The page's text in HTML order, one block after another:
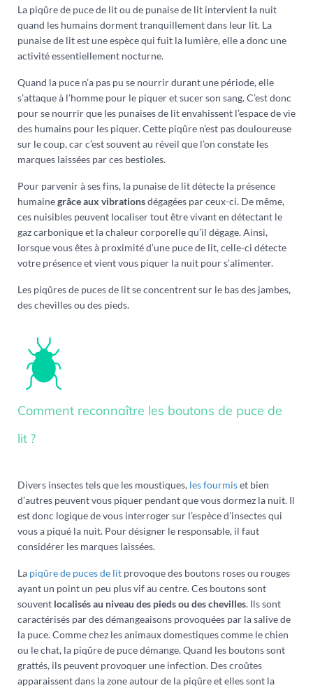
La piqûre de puce de lit ou de punaise de lit intervient la nuit
quand les humains dorment tranquillement dans leur lit. La
punaise de lit est une espèce qui fuit la lumière, elle a donc une
activité essentiellement nocturne.
Quand la puce n’a pas pu se nourrir durant une période, elle
s’attaque à l’homme pour le piquer et sucer son sang. C’est donc
pour se nourrir que les punaises de lit envahissent l’espace de vie
des humains pour les piquer. Cette piqûre n’est pas douloureuse
sur le coup, car c’est souvent au réveil que l’on constate les
marques laissées par ces bestioles.
Pour parvenir à ses fins, la punaise de lit détecte la présence
humainegrâce aux vibrationsdégagées par ceux-ci. De même,
ces nuisibles peuvent localiser tout être vivant en détectant le
gaz carbonique et la chaleur corporelle qu’il dégage. Ainsi,
lorsque vous êtes à proximité d’une puce de lit, celle-ci détecte
votre présence et vient vous piquer la nuit pour s’alimenter.
Les piqûres de puces de lit se concentrent sur le bas des jambes,
des chevilles ou des pieds.
Comment reconnaître les boutons de puce de
lit ?
Divers insectes tels que les moustiques, les fourmiset bien
d’autres peuvent vous piquer pendant que vous dormez la nuit. Il
est donc logique de vous interroger sur l’espèce d’insectes qui
vous a piqué la nuit. Pour désigner le responsable, il faut
considérer les marques laissées.
La piqûre de puces de lit provoque des boutons roses ou rouges
ayant un point un peu plus vif au centre. Ces boutons sont
souvent localisés au niveau des pieds ou des chevilles. Ils sont
caractérisés par des démangeaisons provoquées par la salive de
la puce. Comme chez les animaux domestiques comme le chien
ou le chat, la piqûre de puce démange. Quand les boutons sont
grattés, ils peuvent provoquer une infection. Des croûtes
apparaissent dans la zone autour de la piqûre et elles sont la